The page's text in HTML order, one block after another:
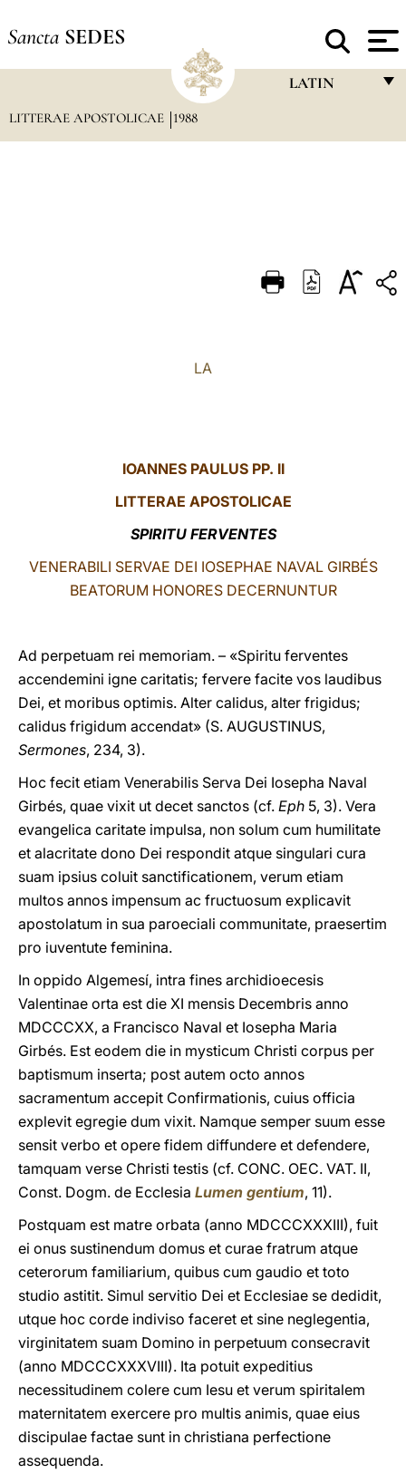
Sancta SEDES
LATIN
DEUTSCH
LITTERAE APOSTOLICAE 1988
LA
IOANNES PAULUS PP. II
LITTERAE APOSTOLICAE
SPIRITU FERVENTES
VENERABILI SERVAE DEI IOSEPHAE NAVAL GIRBÉS
BEATORUM HONORES DECERNUNTUR
Ad perpetuam rei memoriam. – «Spiritu ferventes
accendemini igne caritatis; fervere facite vos laudibus
Dei, et moribus optimis. Alter calidus, alter frigidus;
calidus frigidum accendat» (S. AUGUSTINUS,
Sermones, 234, 3).
Hoc fecit etiam Venerabilis Serva Dei Iosepha Naval
Girbés, quae vixit ut decet sanctos (cf. Eph 5, 3). Vera
evangelica caritate impulsa, non solum cum humilitate
et alacritate dono Dei respondit atque singulari cura
suam ipsius coluit sanctificationem, verum etiam
multos annos impensum ac fructuosum explicavit
apostolatum in sua paroeciali communitate, praesertim
pro iuventute feminina.
In oppido Algemesí, intra fines archidioecesis
Valentinae orta est die XI mensis Decembris anno
MDCCCXX, a Francisco Naval et Iosepha Maria
Girbés. Est eodem die in mysticum Christi corpus per
baptismum inserta; post autem octo annos
sacramentum accepit Confirmationis, cuius officia
explevit egregie dum vixit. Namque semper suum esse
sensit verbo et opere fidem diffundere et defendere,
tamquam verse Christi testis (cf. CONC. OEC. VAT. II,
Const. Dogm. de Ecclesia Lumen gentium, 11).
Postquam est matre orbata (anno MDCCCXXXIII), fuit
ei onus sustinendum domus et curae fratrum atque
ceterorum familiarium, quibus cum gaudio et toto
studio astitit. Simul servitio Dei et Ecclesiae se dedidit,
utque hoc corde indiviso faceret et sine neglegentia,
virginitatem suam Domino in perpetuum consecravit
(anno MDCCCXXXVIII). Ita potuit expeditius
necessitudinem colere cum Iesu et verum spiritalem
maternitatem exercere pro multis animis, quae eius
discipulae factae sunt in christiana perfectione
assequenda.